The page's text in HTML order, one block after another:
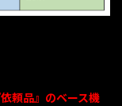
頼品』のベース機